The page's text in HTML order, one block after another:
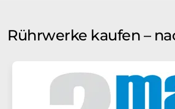
Rührwerke kaufen –